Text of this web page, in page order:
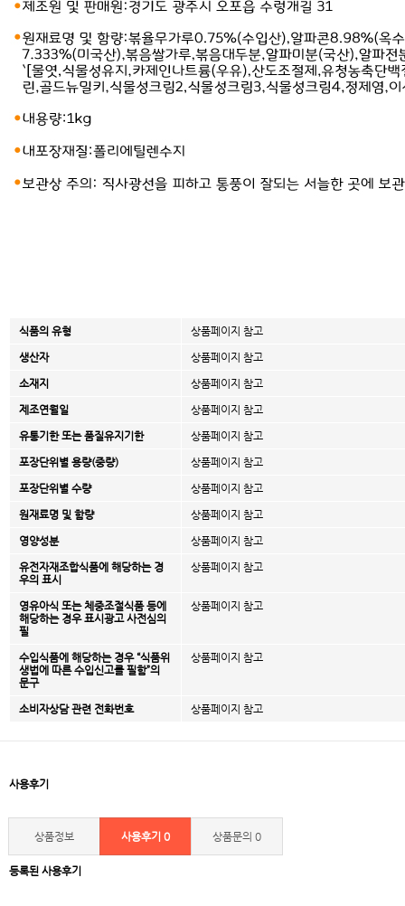
식품의 유형 상품페이지 참고
생산자 상품페이지 참고
소재지 상품페이지 참고
제조연월일 상품페이지 참고
유통기한 또는 품질유지기한 상품페이지 참고
포장단위별 용량(중량) 상품페이지 참고
포장단위별 수량 상품페이지 참고
원재료명 및 함량 상품페이지 참고
영양성분 상품페이지 참고
유전자재조합식품에 해당하는 경
우의 표시
상품페이지 참고
영유아식 또는 체중조절식품 등에
해당하는 경우 표시광고 사전심의
필
상품페이지 참고
수입식품에 해당하는 경우 “식품위
생법에 따른 수입신고를 필함”의
문구
상품페이지 참고
소비자상담 관련 전화번호 상품페이지 참고
사용후기
상품정보 사용후기 0 상품문의 0
등록된 사용후기